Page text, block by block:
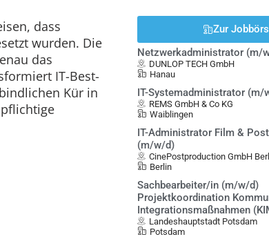
dass
wurden. Die
das
IT-Best-
Kür in
Zur
Netzwerkadministrator (m/
DUNLOP TECH GmbH
Hanau
IT-Systemadministrator (m/
REMS GmbH & Co KG
Waiblingen
IT-Administrator Film &
(m/w/d)
CinePostproduction GmbH
Berlin
Sachbearbeiter/in (m/w/d)
Projektkoordination
Integrationsmaßnahmen
Landeshauptstadt Potsdam
Potsdam